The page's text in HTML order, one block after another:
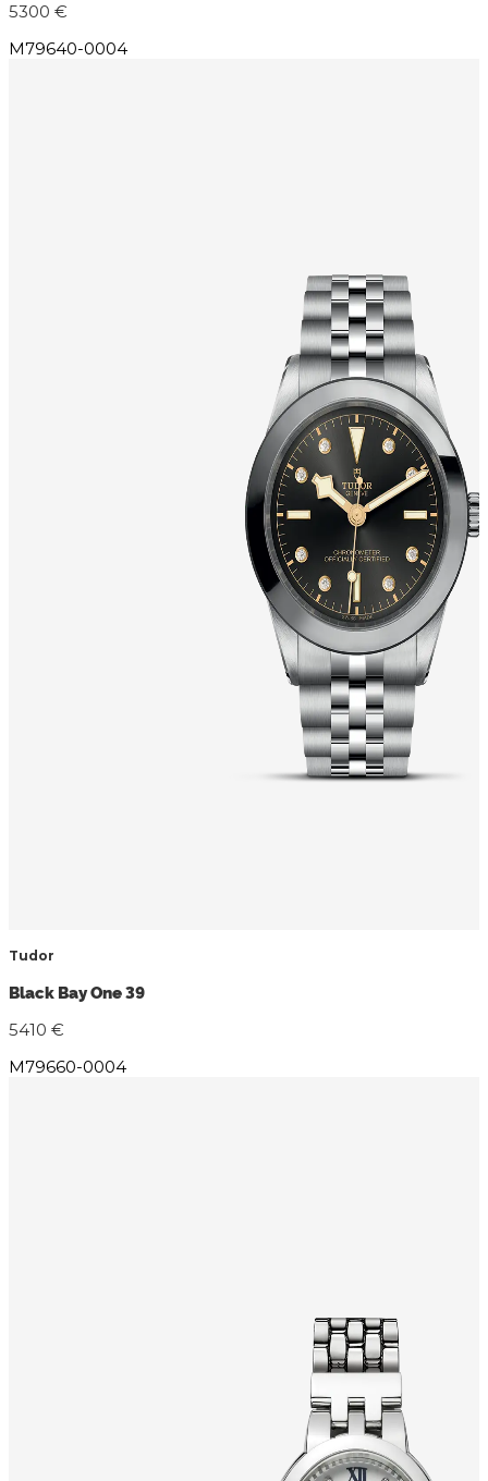
5300 €
M79640-0004
Tudor
Black Bay One 39
5410 €
M79660-0004